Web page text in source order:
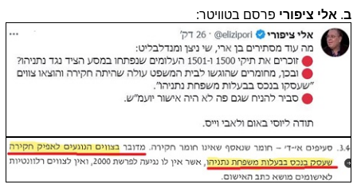
ב. אלי ציפורי פרסם בטוויטר: